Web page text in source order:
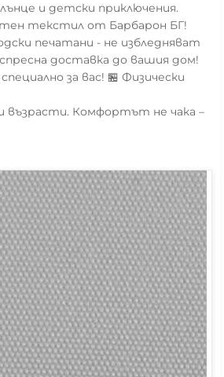
и детски приключения.
текстил от Барбарон БГ!
печатани - не избледняват
доставка до вашия дом!
за вас! 🏪 Физически
възрасти. Комфортът не чака –